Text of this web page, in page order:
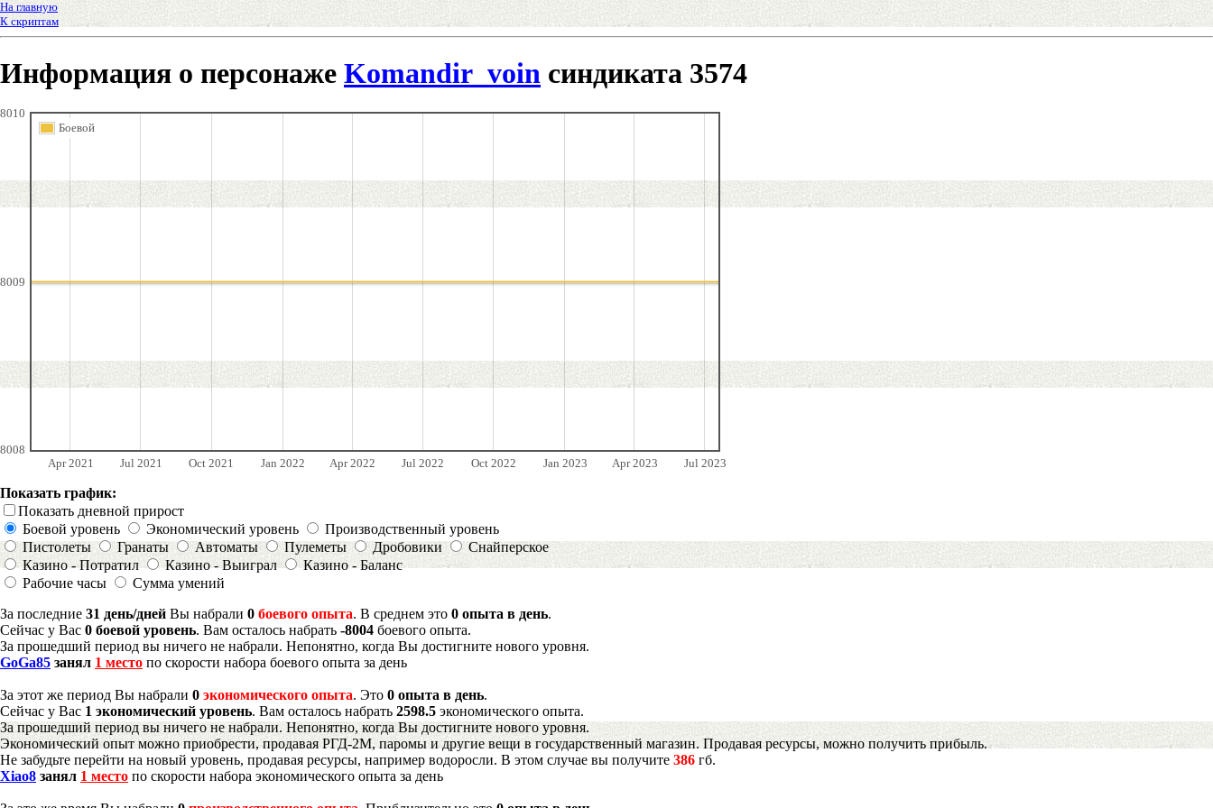
На главную
К скриптам
Информация о персонаже Komandir_voin синдиката 3574
Apr 2021 Jul 2021 Oct 2021 Jan 2022 Apr 2022 Jul 2022 Oct 2022 Jan 2023 Apr 2023 Jul 2023
8008
8009
8010
Боевой
Показать график:
Показать дневной прирост
Боевой уровень
Экономический уровень
Производственный уровень
Пистолеты
Гранаты Автоматы Пулеметы Дробовики
Снайперское
Казино - Потратил
Казино - Выиграл
Казино - Баланс
Рабочие часы
Сумма умений
За последние 31 день/дней Вы набрали 0 боевого опыта. В среднем это 0 опыта в день.
Сейчас у Вас 0 боевой уровень. Вам осталось набрать -8004 боевого опыта.
За прошедший период вы ничего не набрали. Непонятно, когда Вы достигните нового уровня.
GoGa85 занял 1 место по скорости набора боевого опыта за день
За этот же период Вы набрали 0 экономического опыта. Это 0 опыта в день.
Сейчас у Вас 1 экономический уровень. Вам осталось набрать 2598.5 экономического опыта.
За прошедший период вы ничего не набрали. Непонятно, когда Вы достигните нового уровня.
Экономический опыт можно приобрести, продавая РГД-2М, паромы и другие вещи в государственный магазин. Продавая ресурсы, можно получить прибыль.
Не забудьте перейти на новый уровень, продавая ресурсы, например водоросли. В этом случае вы получите 386 гб.
Xiao8 занял 1 место по скорости набора экономического опыта за день